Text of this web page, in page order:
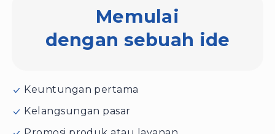
Memulai
dengan sebuah ide
Keuntungan pertama
Kelangsungan pasar